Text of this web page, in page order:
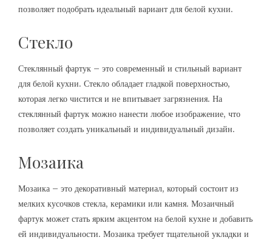
позволяет подобрать идеальный вариант для белой кухни.
Стекло
Стеклянный фартук – это современный и стильный вариант
для белой кухни. Стекло обладает гладкой поверхностью,
которая легко чистится и не впитывает загрязнения. На
стеклянный фартук можно нанести любое изображение, что
позволяет создать уникальный и индивидуальный дизайн.
Мозаика
Мозаика – это декоративный материал, который состоит из
мелких кусочков стекла, керамики или камня. Мозаичный
фартук может стать ярким акцентом на белой кухне и добавить
ей индивидуальности. Мозаика требует тщательной укладки и